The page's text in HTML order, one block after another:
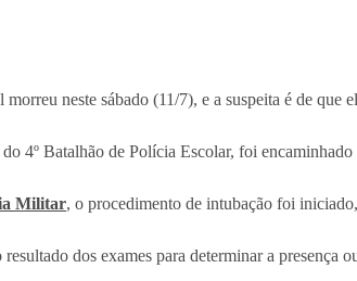
neste sábado (11/7), e a suspeita é de que
4º Batalhão de Polícia Escolar, foi
Militar, o procedimento de intubação foi
dos exames para determinar a